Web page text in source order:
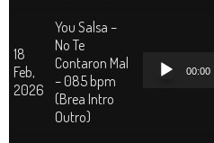
18
Feb,
2026
You Salsa –
No Te
Contaron Mal
– 085 bpm
(Brea Intro
Outro)
Reproductor
00:00